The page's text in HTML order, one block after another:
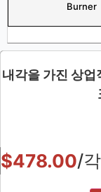
Burner
내각을 가진 상
$478.00/각